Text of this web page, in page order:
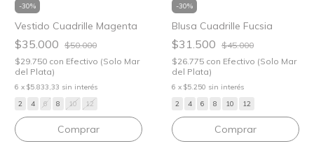
-30%
Vestido Cuadrille Magenta
$35.000 $50.000
$29.750 con Efectivo (Solo Mar
del Plata)
6 x $5.833,33 sin interés
2
4 6 8 10 12
Comprar
-30%
Blusa Cuadrille Fucsia
$31.500 $45.000
$26.775 con Efectivo (Solo Mar
del Plata)
6 x $5.250 sin interés
2
4 6 8 10 12
Comprar